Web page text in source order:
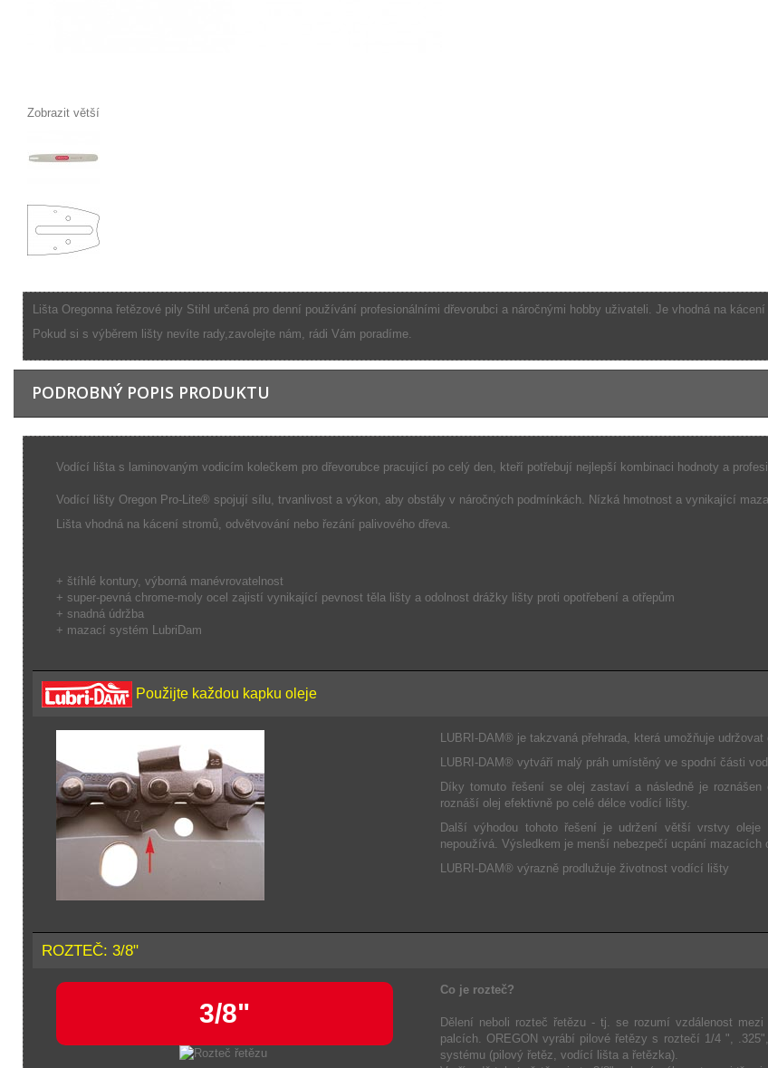
Zobrazit větší
Lišta Oregonna řetězové pily Stihl určená pro denní používání profesionálními dřevorubci a náročnými hobby uživateli. Je vhodná na
Pokud si s výběrem lišty nevíte rady,zavolejte nám, rádi Vám poradíme.
PODROBNÝ POPIS PRODUKTU
Vodící lišta s laminovaným vodicím kolečkem pro dřevorubce pracující po celý den, kteří potřebují nejlepší kombinaci hodnoty a
Vodící lišty Oregon Pro-Lite® spojují sílu, trvanlivost a výkon, aby obstály v náročných podmínkách. Nízká hmotnost a vynikající
Lišta vhodná na kácení stromů, odvětvování nebo řezání palivového dřeva.
+ štíhlé kontury, výborná manévrovatelnost
+ super-pevná chrome-moly ocel zajistí vynikající pevnost těla lišty a odolnost drážky lišty proti opotřebení a otřepům
+ snadná údržba
+ mazací systém LubriDam
Použijte každou kapku oleje
LUBRI-DAM® je takzvaná přehrada, která umožňuje udržovat
LUBRI-DAM® vytváří malý práh umístěný ve spodní části
Díky tomuto řešení se olej zastaví a následně je
roznáší olej efektivně po celé délce vodící lišty.
Další výhodou tohoto řešení je udržení větší vrstvy
nepoužívá. Výsledkem je menší nebezpečí ucpání mazacích
LUBRI-DAM® výrazně prodlužuje životnost vodící lišty
ROZTEČ: 3/8"
3/8"
Co je rozteč?
Dělení neboli rozteč řetězu - tj. se rozumí vzdálenost
palcích. OREGON vyrábí pilové řetězy s roztečí 1/4 ",
systému (pilový řetěz, vodící lišta a řetězka).